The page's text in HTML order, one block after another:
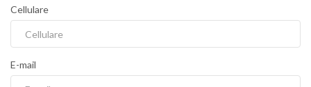
Cellulare
E-mail